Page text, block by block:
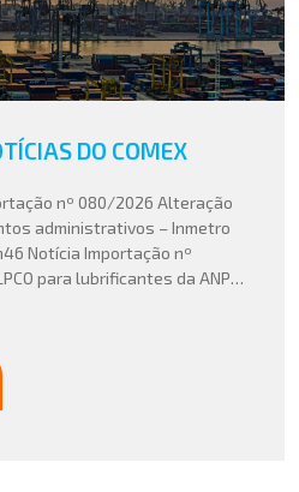
DO COMEX
nº 080/2026 Alteração
administrativos – Inmetro
Notícia Importação nº
para lubrificantes da ANP
do Imposto de
– União Europeia
Notícia PUBLICADO DOU
CGIBS Nº […]